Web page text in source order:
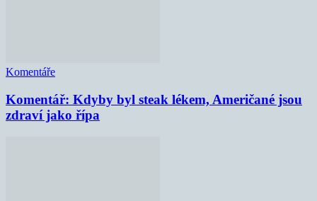
Komentáře
Komentář: Kdyby byl steak lékem, Američané jsou
zdraví jako řípa